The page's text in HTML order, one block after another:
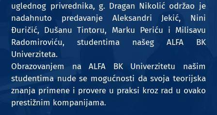
uglednog privrednika, g. Dragan Nikolić održao je
nadahnuto predavanje Aleksandri Jekić, Nini
Đuričić, Dušanu Tintoru, Marku Periću i Milisavu
Radomiroviću, studentima našeg ALFA BK
Univerziteta.
Obrazovanjem na ALFA BK Univerzitetu našim
studentima nude se mogućnosti da svoja teorijska
znanja primene i provere u praksi kroz rad u ovako
prestižnim kompanijama.